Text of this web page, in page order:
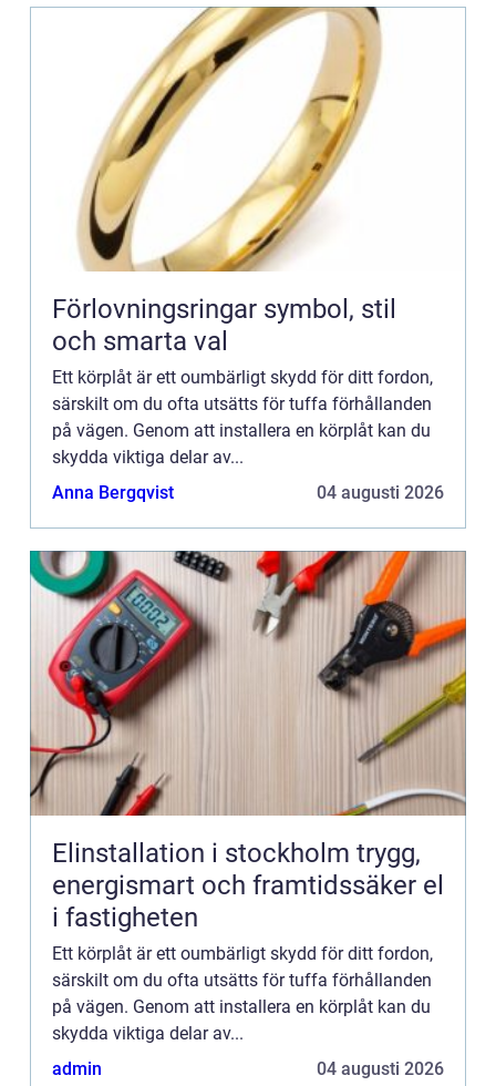
Förlovningsringar symbol, stil
och smarta val
Ett körplåt är ett oumbärligt skydd för ditt fordon,
särskilt om du ofta utsätts för tuffa förhållanden
på vägen. Genom att installera en körplåt kan du
skydda viktiga delar av...
Anna Bergqvist
04 augusti 2026
Elinstallation i stockholm trygg,
energismart och framtidssäker el
i fastigheten
Ett körplåt är ett oumbärligt skydd för ditt fordon,
särskilt om du ofta utsätts för tuffa förhållanden
på vägen. Genom att installera en körplåt kan du
skydda viktiga delar av...
admin
04 augusti 2026